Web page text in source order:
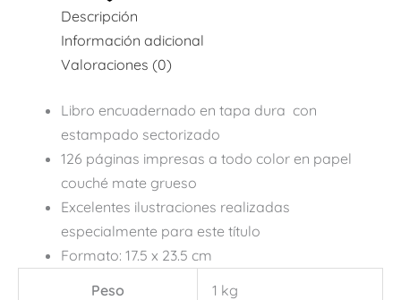
Descripción
Información adicional
Valoraciones (0)
Libro encuadernado en tapa dura con
estampado sectorizado
126 páginas impresas a todo color en papel
couché mate grueso
Excelentes ilustraciones realizadas
especialmente para este título
Formato: 17.5 x 23.5 cm
Peso
1 kg